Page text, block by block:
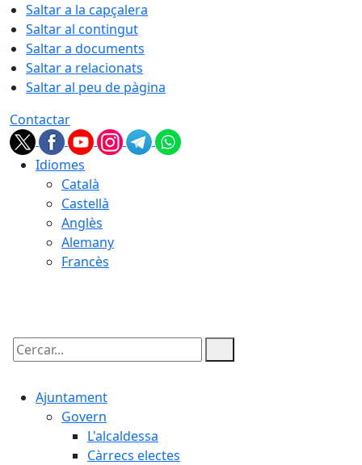
Saltar a la capçalera
Saltar al contingut
Saltar a documents
Saltar a relacionats
Saltar al peu de pàgina
Contactar
Idiomes
Català
Castellà
Anglès
Alemany
Francès
Cercar:
Ajuntament
Govern
L'alcaldessa
Càrrecs electes